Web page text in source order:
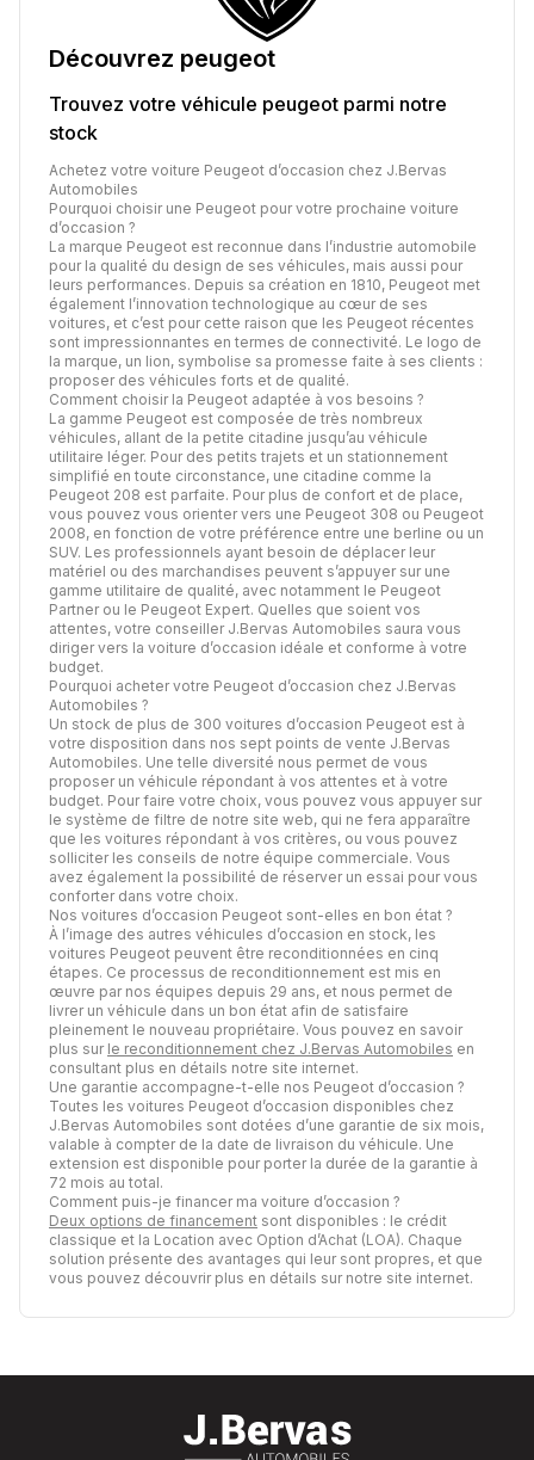
Découvrez peugeot
Trouvez votre véhicule peugeot parmi notre
stock
Achetez votre voiture Peugeot d’occasion chez J.Bervas
Automobiles
Pourquoi choisir une Peugeot pour votre prochaine voiture
d’occasion ?
La marque Peugeot est reconnue dans l’industrie automobile
pour la qualité du design de ses véhicules, mais aussi pour
leurs performances. Depuis sa création en 1810, Peugeot met
également l’innovation technologique au cœur de ses
voitures, et c’est pour cette raison que les Peugeot récentes
sont impressionnantes en termes de connectivité. Le logo de
la marque, un lion, symbolise sa promesse faite à ses clients :
proposer des véhicules forts et de qualité.
Comment choisir la Peugeot adaptée à vos besoins ?
La gamme Peugeot est composée de très nombreux
véhicules, allant de la petite citadine jusqu’au véhicule
utilitaire léger. Pour des petits trajets et un stationnement
simplifié en toute circonstance, une citadine comme la
Peugeot 208 est parfaite. Pour plus de confort et de place,
vous pouvez vous orienter vers une Peugeot 308 ou Peugeot
2008, en fonction de votre préférence entre une berline ou un
SUV. Les professionnels ayant besoin de déplacer leur
matériel ou des marchandises peuvent s’appuyer sur une
gamme utilitaire de qualité, avec notamment le Peugeot
Partner ou le Peugeot Expert. Quelles que soient vos
attentes, votre conseiller J.Bervas Automobiles saura vous
diriger vers la voiture d’occasion idéale et conforme à votre
budget.
Pourquoi acheter votre Peugeot d’occasion chez J.Bervas
Automobiles ?
Un stock de plus de 300 voitures d’occasion Peugeot est à
votre disposition dans nos sept points de vente J.Bervas
Automobiles. Une telle diversité nous permet de vous
proposer un véhicule répondant à vos attentes et à votre
budget. Pour faire votre choix, vous pouvez vous appuyer sur
le système de filtre de notre site web, qui ne fera apparaître
que les voitures répondant à vos critères, ou vous pouvez
solliciter les conseils de notre équipe commerciale. Vous
avez également la possibilité de réserver un essai pour vous
conforter dans votre choix.
Nos voitures d’occasion Peugeot sont-elles en bon état ?
À l’image des autres véhicules d’occasion en stock, les
voitures Peugeot peuvent être reconditionnées en cinq
étapes. Ce processus de reconditionnement est mis en
œuvre par nos équipes depuis 29 ans, et nous permet de
livrer un véhicule dans un bon état afin de satisfaire
pleinement le nouveau propriétaire. Vous pouvez en savoir
plus sur le reconditionnement chez J.Bervas Automobiles en
consultant plus en détails notre site internet.
Une garantie accompagne-t-elle nos Peugeot d’occasion ?
Toutes les voitures Peugeot d’occasion disponibles chez
J.Bervas Automobiles sont dotées d’une garantie de six mois,
valable à compter de la date de livraison du véhicule. Une
extension est disponible pour porter la durée de la garantie à
72 mois au total.
Comment puis-je financer ma voiture d’occasion ?
Deux options de financement sont disponibles : le crédit
classique et la Location avec Option d’Achat (LOA). Chaque
solution présente des avantages qui leur sont propres, et que
vous pouvez découvrir plus en détails sur notre site internet.